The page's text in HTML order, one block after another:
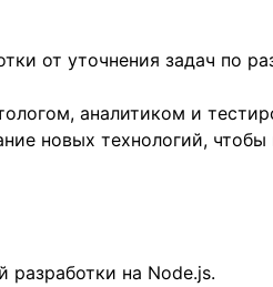
от уточнения задач по
аналитиком и
новых технологий,
на Node.js.